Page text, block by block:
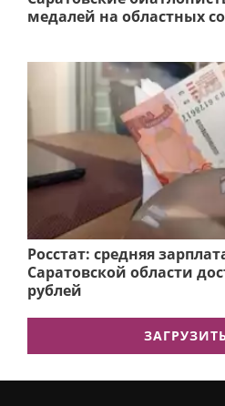
медалей на областных
Росстат: средняя
Саратовской области
рублей